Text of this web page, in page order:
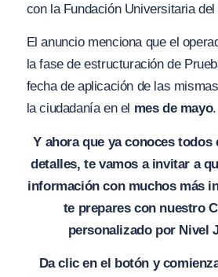
con la Fundación Universitaria del
El anuncio menciona que el
la fase de estructuración de
fecha de aplicación de las
la ciudadanía en el mes de mayo.
Y ahora que ya conoces
detalles, te vamos a invitar a
información con muchos más
te prepares con nuestro
personalizado por Nivel
Da clic en el botón y